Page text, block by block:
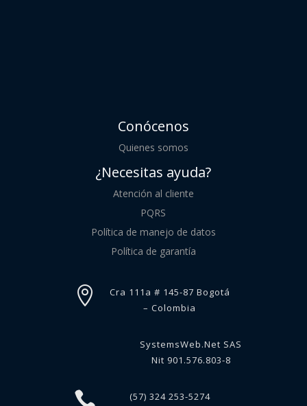
Conócenos
Quienes somos
¿Necesitas ayuda?
Atención al cliente
PQRS
Política de manejo de datos
Política de garantía

Cra 111a # 145-87 Bogotá
– Colombia
SystemsWeb.Net SAS
Nit 901.576.803-8
 (57) 324 253-5274